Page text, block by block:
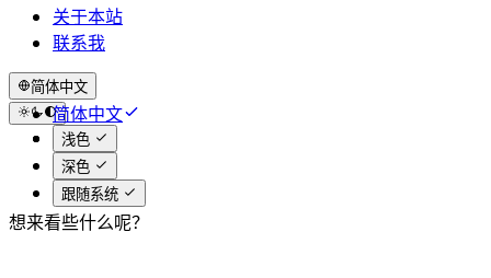
关于本站
联系我
简体中文
简体中文
English
浅色
深色
跟随系统
想来看些什么呢？